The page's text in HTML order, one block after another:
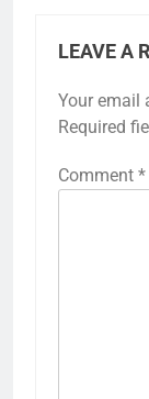
LEAVE A
Your email
Required
Comment *